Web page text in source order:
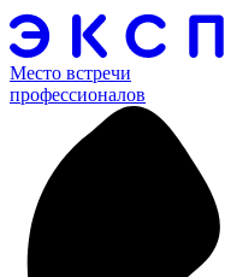
Место встречи
профессионалов